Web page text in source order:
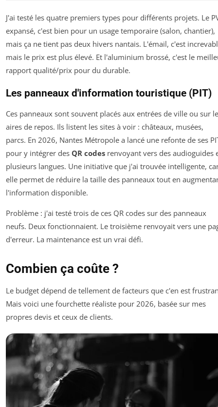
J'ai testé les quatre premiers types pour différents projets. Le
expansé, c'est bien pour un usage temporaire (salon, chantier),
mais ça ne tient pas deux hivers nantais. L'émail, c'est
mais le prix est plus élevé. Et l'aluminium brossé, c'est le
rapport qualité/prix pour du durable.
Les panneaux d'information touristique (PIT)
Ces panneaux sont souvent placés aux entrées de ville ou sur
aires de repos. Ils listent les sites à voir : châteaux, musées,
parcs. En 2026, Nantes Métropole a lancé une refonte de ses
pour y intégrer des QR codes renvoyant vers des audioguides
plusieurs langues. Une initiative que j'ai trouvée intelligente,
elle permet de réduire la taille des panneaux tout en
l'information disponible.
Problème : j'ai testé trois de ces QR codes sur des panneaux
neufs. Deux fonctionnaient. Le troisième renvoyait vers une
d'erreur. La maintenance est un vrai défi.
Combien ça coûte ?
Le budget dépend de tellement de facteurs que c'en est
Mais voici une fourchette réaliste pour 2026, basée sur mes
propres devis et ceux de clients.